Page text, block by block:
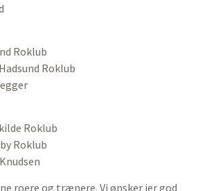
Roklub
Roklub
Roklub
Roklub
roere og trænere. Vi ønsker jer god